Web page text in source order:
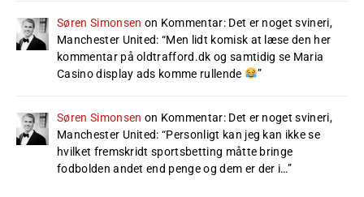
Søren Simonsen on Kommentar: Det er noget svineri,
Manchester United: “Men lidt komisk at læse den her
kommentar på oldtrafford.dk og samtidig se Maria
Casino display ads komme rullende
”
Søren Simonsen on Kommentar: Det er noget svineri,
Manchester United: “Personligt kan jeg kan ikke se
hvilket fremskridt sportsbetting måtte bringe
fodbolden andet end penge og dem er der i…”